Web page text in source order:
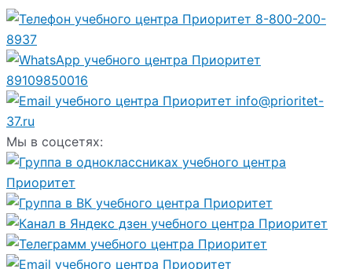
8-800-200-
8937
89109850016
info@prioritet-
37.ru
Мы в соцсетях: